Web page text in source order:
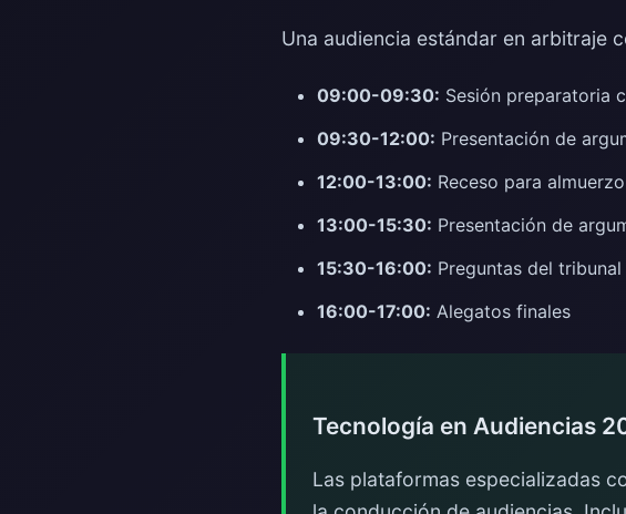
Una audiencia estándar en arbitraje
09:00-09:30: Sesión preparatoria
09:30-12:00: Presentación de
12:00-13:00: Receso para almuerzo
13:00-15:30: Presentación de
15:30-16:00: Preguntas del
16:00-17:00: Alegatos finales
Tecnología en Audiencias
Las plataformas especializadas